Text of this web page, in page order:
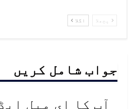
پچھلا اگلا
جواب شامل کریں
آپ کا ای میل